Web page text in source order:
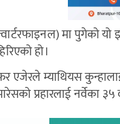
मा पुगेको
हो।
एजेरले म्याथियस
प्रहारलाई नर्वेका